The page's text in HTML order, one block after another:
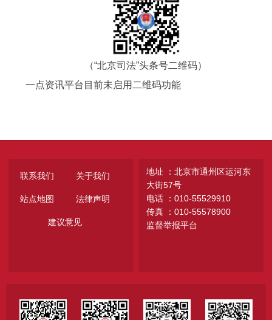
（“北京司法”头条号二维码）
一点资讯平台目前未启用二维码功能
联系我们 关于我们
站点地图 法律声明
建议意见
地址 ：北京市通州区运河东
大街57号
电话 ：010-55529910
传真 ：010-55578900
监督举报平台